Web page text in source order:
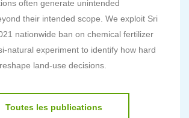
often generate unintended
their intended scope. We exploit Sri
nationwide ban on chemical fertilizer
natural experiment to identify how hard
land-use decisions.
Toutes les publications